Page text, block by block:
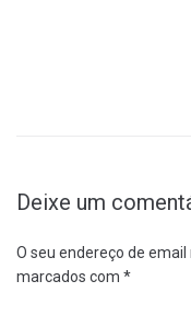
Deixe um
O seu endereço de email
marcados com *